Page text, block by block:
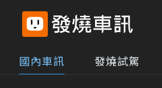
國內車訊 發燒試駕